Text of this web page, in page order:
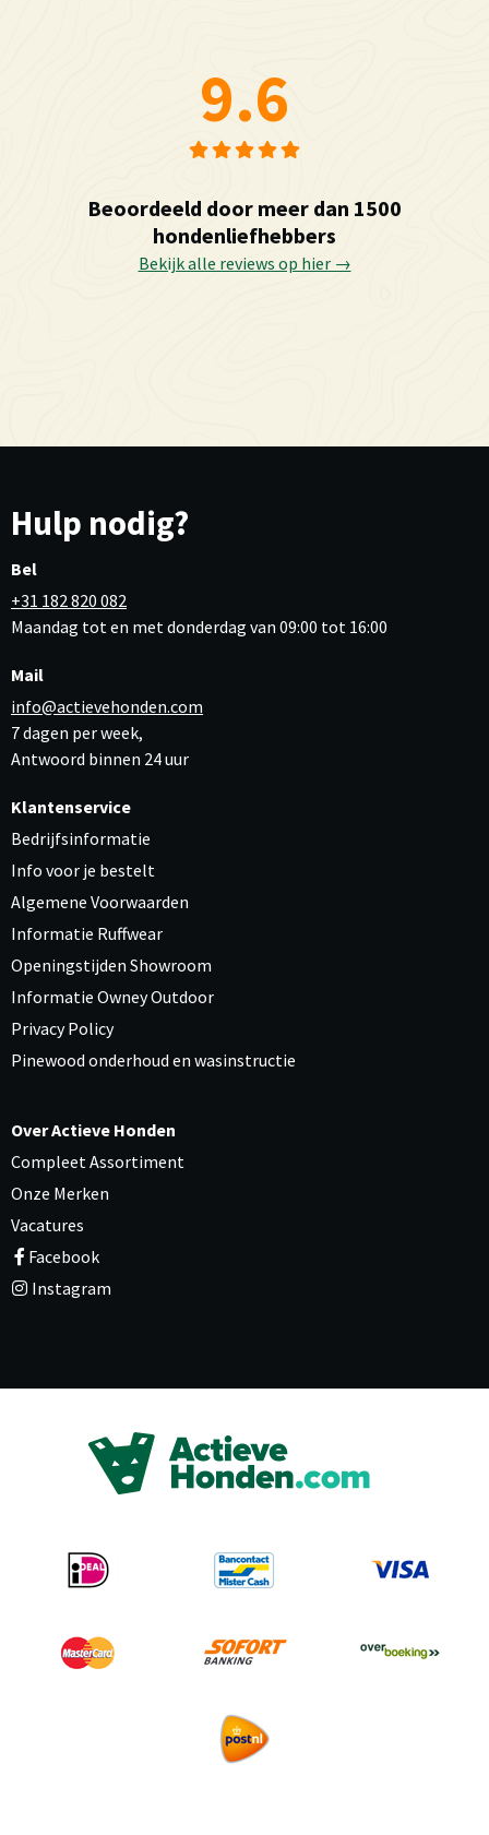
9.6
Beoordeeld door meer dan 1500
hondenliefhebbers
Bekijk alle reviews op hier →
Hulp nodig?
Bel
+31 182 820 082
Maandag tot en met donderdag van 09:00 tot 16:00
Mail
info@actievehonden.com
7 dagen per week,
Antwoord binnen 24 uur
Klantenservice
Bedrijfsinformatie
Info voor je bestelt
Algemene Voorwaarden
Informatie Ruffwear
Openingstijden Showroom
Informatie Owney Outdoor
Privacy Policy
Pinewood onderhoud en wasinstructie
Over Actieve Honden
Compleet Assortiment
Onze Merken
Vacatures
Facebook
Instagram